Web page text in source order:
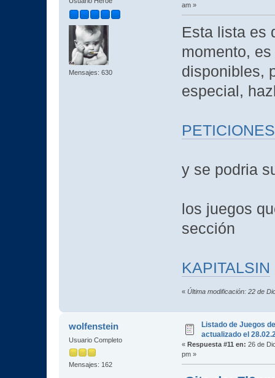
Mensajes: 630
am »
Esta lista es
momento,
disponibles,
especial,
PETICIONES
y se podria
los juegos
sección
KAPITALSIN
« Última modificación: 22 de
wolfenstein
Usuario Completo
Mensajes: 162
Listado de Juegos
actualizado el
« Respuesta #11 en: 26 de
pm »